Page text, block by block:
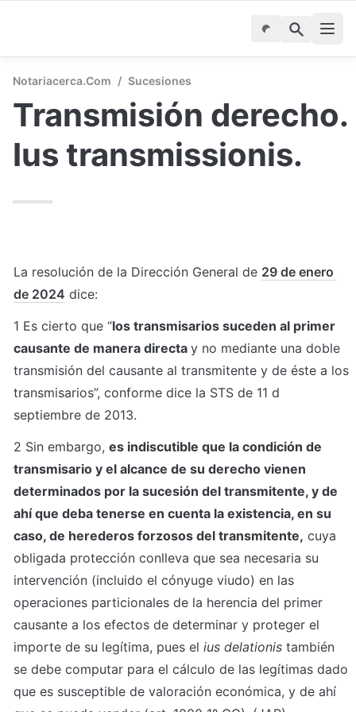
Notariacerca.com / Sucesiones
Transmisión derecho.
Ius transmissionis.
La resolución de la Dirección General de 29 de enero
de 2024 dice:
1 Es cierto que “los transmisarios suceden al primer
causante de manera directa y no mediante una doble
transmisión del causante al transmitente y de éste a los
transmisarios”, conforme dice la STS de 11 d
septiembre de 2013.
2 Sin embargo, es indiscutible que la condición de
transmisario y el alcance de su derecho vienen
determinados por la sucesión del transmitente, y de
ahí que deba tenerse en cuenta la existencia, en su
caso, de herederos forzosos del transmitente, cuya
obligada protección conlleva que sea necesaria su
intervención (incluido el cónyuge viudo) en las
operaciones particionales de la herencia del primer
causante a los efectos de determinar y proteger el
importe de su legítima, pues el ius delationis también
se debe computar para el cálculo de las legítimas dado
que es susceptible de valoración económica, y de ahí